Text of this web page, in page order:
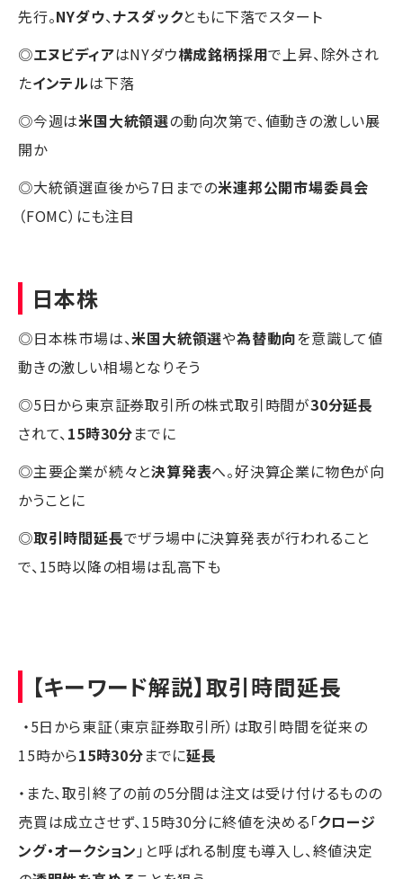
先行。NYダウ、ナスダックともに下落でスタート
◎エヌビディアはNYダウ構成銘柄採用で上昇、除外され
たインテルは下落
◎今週は米国大統領選の動向次第で、値動きの激しい展
開か
◎大統領選直後から7日までの米連邦公開市場委員会
（FOMC）にも注目
日本株
◎日本株市場は、米国大統領選や為替動向を意識して値
動きの激しい相場となりそう
◎5日から東京証券取引所の株式取引時間が30分延長
されて、15時30分までに
◎主要企業が続々と決算発表へ。好決算企業に物色が向
かうことに
◎取引時間延長でザラ場中に決算発表が行われること
で、15時以降の相場は乱高下も
【キーワード解説】取引時間延長
・5日から東証（東京証券取引所）は取引時間を従来の
15時から15時30分までに延長
・また、取引終了の前の5分間は注文は受け付けるものの
売買は成立させず、15時30分に終値を決める「クロージ
ング・オークション 」と呼ばれる制度も導入し、終値決定